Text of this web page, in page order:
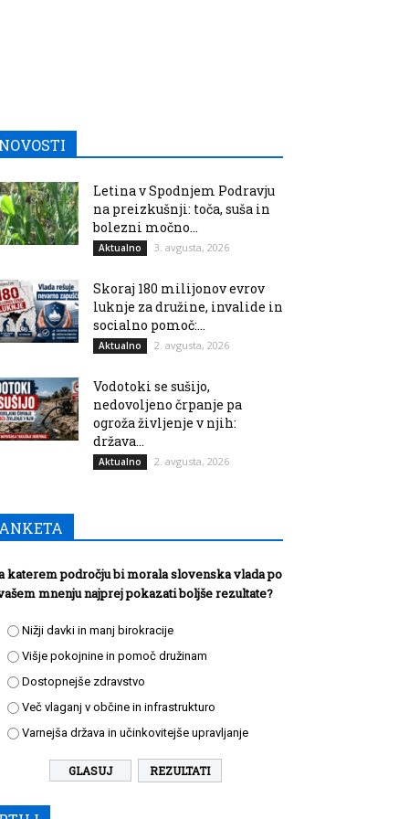
Letina v Spodnjem Podravju
na preizkušnji: toča, suša in
bolezni močno...
Aktualno 3. avgusta, 2026
Skoraj 180 milijonov evrov
luknje za družine, invalide in
socialno pomoč:...
Aktualno 2. avgusta, 2026
Vodotoki se sušijo,
nedovoljeno črpanje pa
ogroža življenje v njih:
država...
Aktualno 2. avgusta, 2026
katerem področju bi morala slovenska vlada po
mnenju najprej pokazati boljše rezultate?
Nižji davki in manj birokracije
Višje pokojnine in pomoč družinam
Dostopnejše zdravstvo
Več vlaganj v občine in infrastrukturo
Varnejša država in učinkovitejše upravljanje
REZULTATI